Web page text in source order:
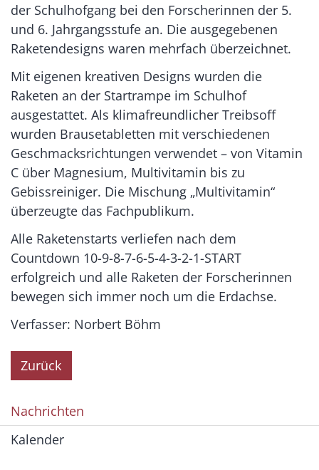
der Schulhofgang bei den Forscherinnen der 5.
und 6. Jahrgangsstufe an. Die ausgegebenen
Raketendesigns waren mehrfach überzeichnet.
Mit eigenen kreativen Designs wurden die
Raketen an der Startrampe im Schulhof
ausgestattet. Als klimafreundlicher Treibsoff
wurden Brausetabletten mit verschiedenen
Geschmacksrichtungen verwendet – von Vitamin
C über Magnesium, Multivitamin bis zu
Gebissreiniger. Die Mischung „Multivitamin“
überzeugte das Fachpublikum.
Alle Raketenstarts verliefen nach dem
Countdown 10-9-8-7-6-5-4-3-2-1-START
erfolgreich und alle Raketen der Forscherinnen
bewegen sich immer noch um die Erdachse.
Verfasser: Norbert Böhm
Zurück
Nachrichten
Kalender